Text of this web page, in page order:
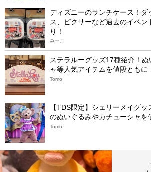
ディズニーのランチケース！ダ
ス、ピクサーなど過去のイベン
り！
みーこ
ステラルーグッズ17種紹介！
ャ等人気アイテムを値段ともに！
Tomo
【TDS限定】シェリーメイグ
のぬいぐるみやカチューシャを
Tomo